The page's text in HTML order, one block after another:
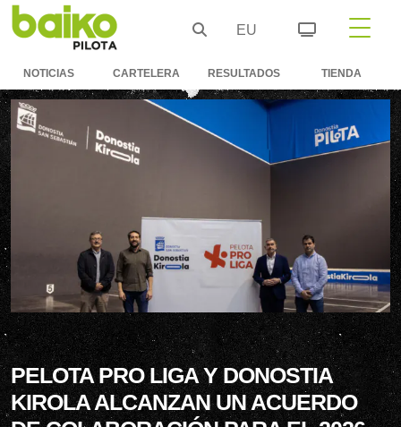
EU
NOTICIAS CARTELERA RESULTADOS TIENDA
PELOTA PRO LIGA Y DONOSTIA
KIROLA ALCANZAN UN ACUERDO